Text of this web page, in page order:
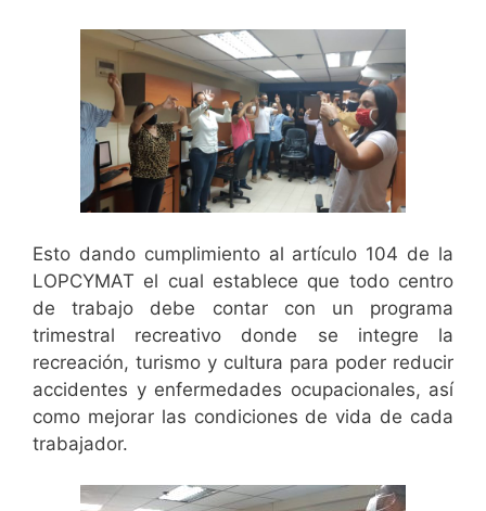
Esto dando cumplimiento al artículo 104 de la
LOPCYMAT el cual establece que todo centro
de trabajo debe contar con un programa
trimestral recreativo donde se integre la
recreación, turismo y cultura para poder reducir
accidentes y enfermedades ocupacionales, así
como mejorar las condiciones de vida de cada
trabajador.